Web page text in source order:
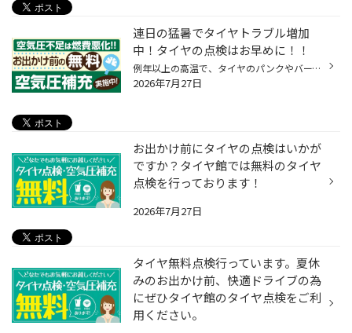
連日の猛暑でタイヤトラブル増加
中！タイヤの点検はお早めに！！
例年以上の高温で、タイヤのパンクやバースト(破裂)が増加傾向！ 当店のホームページをご覧いただきありがとうございます。 今年の夏は本当に暑い！！！ 全国では40℃に迫る地域も連日増えています。 このような気温の中走行すると・・・ ・路面温度は、5０℃以上 ・タイヤの表面温度は６０℃以上にな...
2026年7月27日
お出かけ前にタイヤの点検はいかが
ですか？タイヤ館では無料のタイヤ
点検を行っております！
2026年7月27日
タイヤ無料点検行っています。夏休
みのお出かけ前、快適ドライブの為
にぜひタイヤ館のタイヤ点検をご利
用ください。